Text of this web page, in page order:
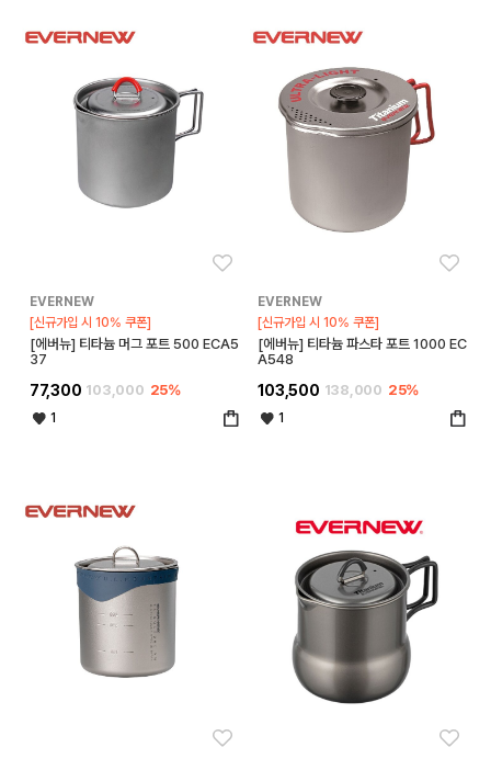
EVERNEW
[신규가입 시 10% 쿠폰]
[에버뉴] 티타늄 머그 포트 500 ECA5
37
77,300 103,000 25%
1
EVERNEW
[신규가입 시 10% 쿠폰]
[에버뉴] 티타늄 파스타 포트 1000 EC
A548
103,500 138,000 25%
1